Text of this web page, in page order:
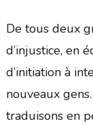
De tous deux
d’injustice, en
d’initiation à
nouveaux
traduisons en